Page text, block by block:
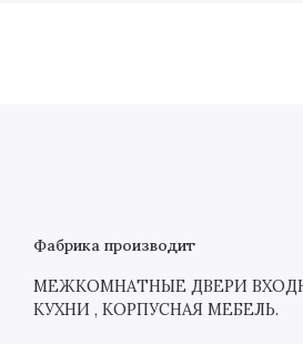
Фабрика производит
МЕЖКОМНАТНЫЕ ДВЕРИ
КУХНИ , КОРПУСНАЯ МЕБЕЛЬ.